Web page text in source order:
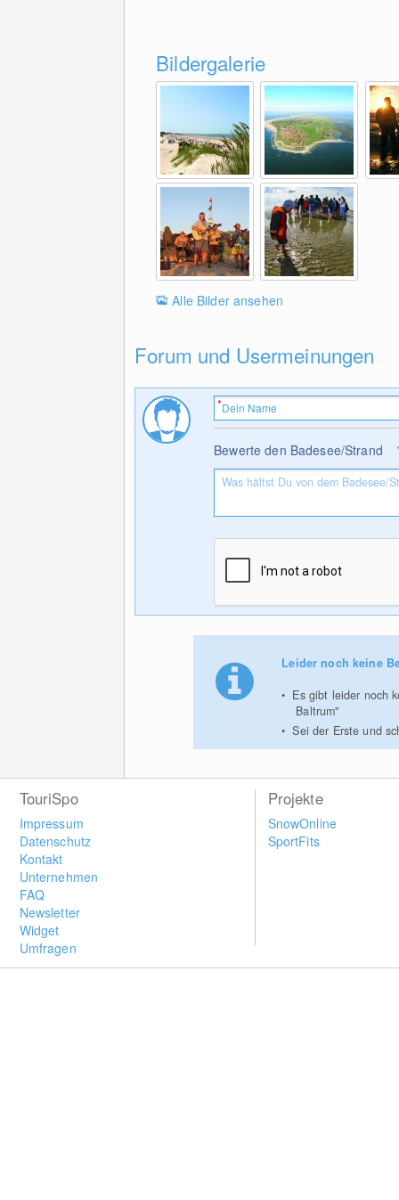
Bildergalerie
Alle Bilder ansehen
Forum und Usermeinungen
Bewerte den Badesee/Strand
Leider noch keine
Es gibt leider noch
Baltrum"
Sei der Erste und
TouriSpo
Impressum
Datenschutz
Kontakt
Unternehmen
FAQ
Newsletter
Widget
Umfragen
Projekte
SnowOnline
SportFits